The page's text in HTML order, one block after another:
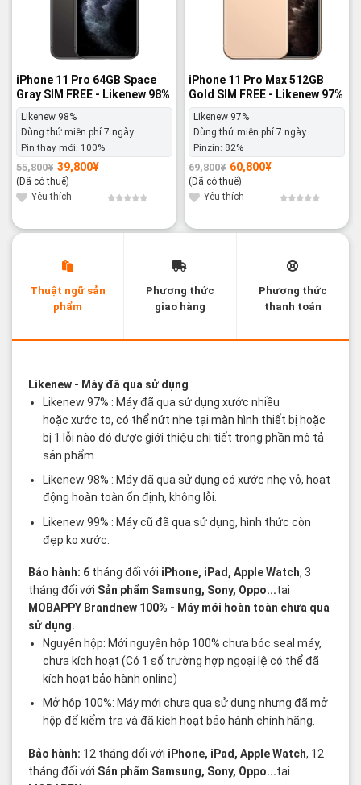
iPhone 11 Pro 64GB Space
Gray SIM FREE - Likenew 98%
Likenew 98%
Dùng thử miễn phí 7 ngày
Pin thay mới: 100%
55,800¥
Giá
gốc
là:
55,800¥.
39,800¥
Giá
hiện
tại
là:
39,800¥.
(Đã có thuế)
Yêu thích
iPhone 11 Pro Max 512GB
Gold SIM FREE - Likenew 97%
Likenew 97%
Dùng thử miễn phí 7 ngày
Pinzin: 82%
69,800¥
Giá
gốc
là:
69,800¥.
60,800¥
Giá
hiện
tại
là:
60,800¥.
(Đã có thuế)
Yêu thích
Thuật ngữ sản
phẩm
Phương thức
giao hàng
Phương thức
thanh toán
Likenew- Máy đã qua sử dụng
Likenew 97% : Máy đã qua sử dụng xước nhiều
hoặc xước to, có thể nứt nhẹ tại màn hình thiết bị hoặc
bị 1 lỗi nào đó được giới thiệu chi tiết trong phần mô tả
sản phẩm.
Likenew 98% : Máy đã qua sử dụng có xước nhẹ vỏ, hoạt
động hoàn toàn ổn định, không lỗi.
Likenew 99% : Máy cũ đã qua sử dụng, hình thức còn
đẹp ko xước.
Bảo hành: 6 tháng đối với iPhone, iPad, Apple Watch, 3
tháng đối với Sản phẩm Samsung, Sony, Oppo...tại
MOBAPPY Brandnew 100% - Máy mới hoàn toàn chưa qua
sử dụng.
Nguyên hộp: Mới nguyên hộp 100% chưa bóc seal máy,
chưa kích hoạt (Có 1 số trường hợp ngoại lệ có thể đã
kích hoạt bảo hành online)
Mở hộp 100%: Máy mới chưa qua sử dụng nhưng đã mở
hộp để kiểm tra và đã kích hoạt bảo hành chính hãng.
Bảo hành: 12 tháng đối với iPhone, iPad, Apple Watch, 12
tháng đối với Sản phẩm Samsung, Sony, Oppo...tại